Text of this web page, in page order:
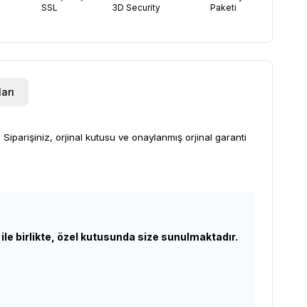
SSL
3D Security
Paketi
Siparişiniz, orjinal kutusu ve onaylanmış orjinal garanti
ile birlikte, özel kutusunda size sunulmaktadır.